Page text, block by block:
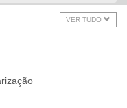
VER TUDO